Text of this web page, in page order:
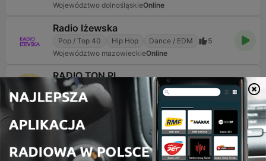
Województwo dolnośląskieOnline
Radio Iżewska
Pop / Top 40 Hip Hop Dance / EDM
5
Województwo mazowieckieOnline
RADIO TON PL
Muzyka w Dobrym Tonie
Rock
Dance / EDM
Województwo mazowieckie
Online
Strona4z5